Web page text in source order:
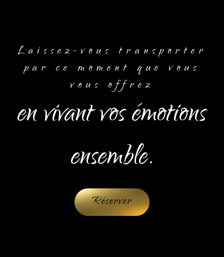
Laissez-vous transporter
par ce moment que vous
vous offrez
en vivant vos émotions
ensemble.
Réserver